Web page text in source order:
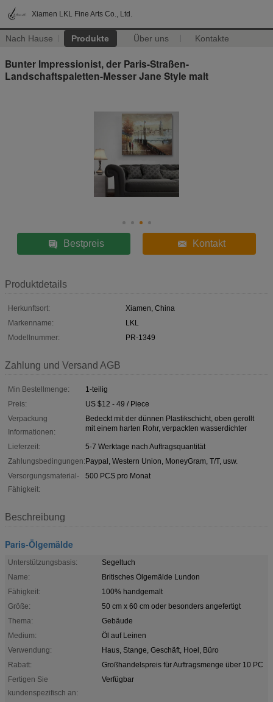
Xiamen LKL Fine Arts Co., Ltd.
Nach Hause Produkte Über uns Kontakte
Bunter Impressionist, der Paris-Straßen-
Landschaftspaletten-Messer Jane Style malt
Bestpreis Kontakt
Produktdetails
Herkunftsort:
Xiamen, China
Markenname:
LKL
Modellnummer:
PR-1349
Zahlung und Versand AGB
Min Bestellmenge:
1-teilig
Preis:
US $12 - 49 / Piece
Verpackung
Informationen:
Bedeckt mit der dünnen Plastikschicht, oben gerollt
mit einem harten Rohr, verpackten wasserdichter
Lieferzeit:
5-7 Werktage nach Auftragsquantität
Zahlungsbedingungen:Paypal, Western Union, MoneyGram, T/T, usw.
Versorgungsmaterial-
Fähigkeit:
500 PCS pro Monat
Beschreibung
Paris-Ölgemälde
Unterstützungsbasis:
Segeltuch
Name:
Britisches Ölgemälde Lundon
Fähigkeit:
100% handgemalt
Größe:
50 cm x 60 cm oder besonders angefertigt
Thema:
Gebäude
Medium:
Öl auf Leinen
Verwendung:
Haus, Stange, Geschäft, Hoel, Büro
Rabatt:
Großhandelspreis für Auftragsmenge über 10 PC
Fertigen Sie
kundenspezifisch an:
Verfügbar